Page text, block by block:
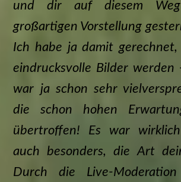
und dir auf diesem
großartigen Vorstellung
Ich habe ja damit gerechnet,
eindrucksvolle Bilder werden
war ja schon sehr
die schon hohen
übertroffen! Es war
auch besonders, die Art
Durch die Live-